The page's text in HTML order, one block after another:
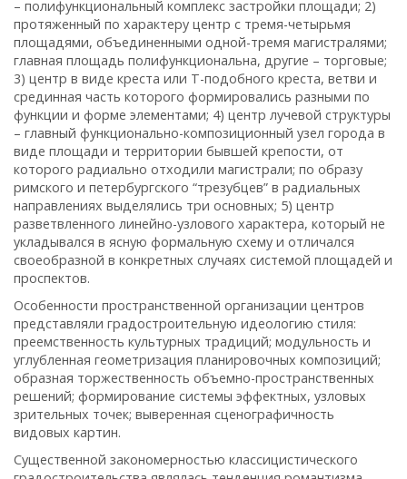
– полифункциональный комплекс застройки площади; 2)
протяженный по характеру центр с тремя-четырьмя
площадями, объединенными одной-тремя магистралями;
главная площадь полифункциональна, другие – торговые;
3) центр в виде креста или Т-подобного креста, ветви и
срединная часть которого формировались разными по
функции и форме элементами; 4) центр лучевой структуры
– главный функционально-композиционный узел города в
виде площади и территории бывшей крепости, от
которого радиально отходили магистрали; по образу
римского и петербургского “трезубцев” в радиальных
направлениях выделялись три основных; 5) центр
разветвленного линейно-узлового характера, который не
укладывался в ясную формальную схему и отличался
своеобразной в конкретных случаях системой площадей и
проспектов.
Особенности пространственной организации центров
представляли градостроительную идеологию стиля:
преемственность культурных традиций; модульность и
углубленная геометризация планировочных композиций;
образная торжественность объемно-пространственных
решений; формирование системы эффектных, узловых
зрительных точек; выверенная сценографичность
видовых картин.
Существенной закономерностью классицистического